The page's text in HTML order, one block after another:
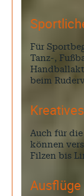
Für
Tanz-,
beim
Auch für
können
Filzen bis
Ausflüge